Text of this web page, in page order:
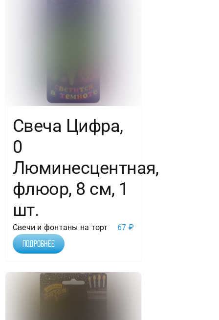
Свеча Цифра,
0
Люминесцентная,
флюор, 8 см, 1
шт.
Свечи и фонтаны на торт 67 ₽
Подробнее